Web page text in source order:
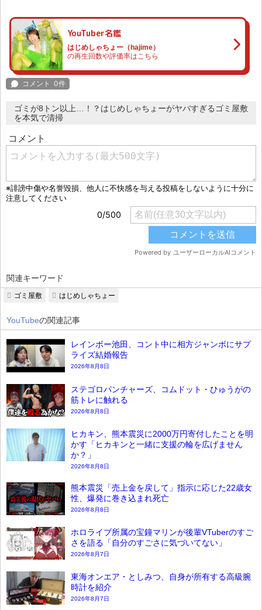
YouTuber名鑑
はじめしゃちょー（hajime）
の再生回数や評価率はこちら
ゴミが8トン以上…！？はじめしゃちょーがヤバすぎるゴミ屋敷
を本気で清掃
関連キーワード
ゴミ屋敷 はじめしゃちょー
YouTubeの関連記事
レインボー池田、コント中に相方ジャンボにサプ
ライズ結婚報告
2026年8月8日
ステゴロパンチャーズ、コムドット・ひゅうがの
筋トレに触れる
2026年8月8日
ヒカキン、熊本震災に2000万円寄付したことを明
かす「ヒカキンと一緒に支援の輪を広げません
か？」
2026年8月8日
熊本震災「売上金を戻して」指示に応じた22歳女
性、爆発に巻き込まれ死亡
2026年8月8日
ホロライブ所属の宝鐘マリンが後輩VTuberのすご
さを語る「自分のすごさに気づいてない」
2026年8月7日
東海オンエア・としみつ、自身が所有する高級腕
時計を紹介
2026年8月7日